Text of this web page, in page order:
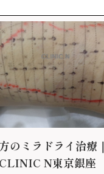
のミラドライ治療
N東京銀座